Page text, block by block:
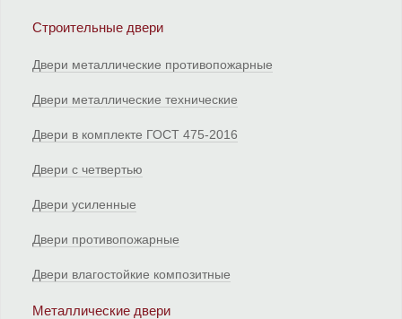
Строительные двери
Двери металлические противопожарные
Двери металлические технические
Двери в комплекте ГОСТ 475-2016
Двери с четвертью
Двери усиленные
Двери противопожарные
Двери влагостойкие композитные
Металлические двери